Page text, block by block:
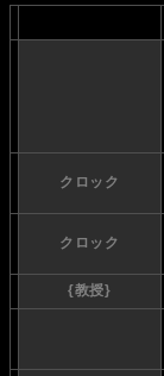
クロック
クロック
{教授}